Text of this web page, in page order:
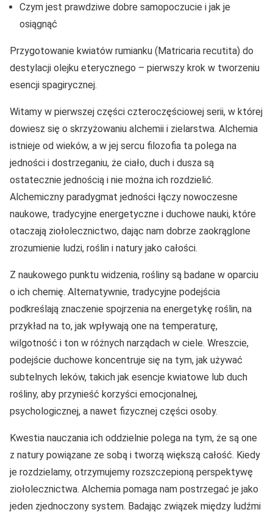
Czym jest prawdziwe dobre samopoczucie i jak je
osiągnąć
Przygotowanie kwiatów rumianku (Matricaria recutita) do
destylacji olejku eterycznego – pierwszy krok w tworzeniu
esencji spagirycznej.
Witamy w pierwszej części czteroczęściowej serii, w której
dowiesz się o skrzyżowaniu alchemii i zielarstwa. Alchemia
istnieje od wieków, a w jej sercu filozofia ta polega na
jedności i dostrzeganiu, że ciało, duch i dusza są
ostatecznie jednością i nie można ich rozdzielić.
Alchemiczny paradygmat jedności łączy nowoczesne
naukowe, tradycyjne energetyczne i duchowe nauki, które
otaczają ziołolecznictwo, dając nam dobrze zaokrąglone
zrozumienie ludzi, roślin i natury jako całości.
Z naukowego punktu widzenia, rośliny są badane w oparciu
o ich chemię. Alternatywnie, tradycyjne podejścia
podkreślają znaczenie spojrzenia na energetykę roślin, na
przykład na to, jak wpływają one na temperaturę,
wilgotność i ton w różnych narządach w ciele. Wreszcie,
podejście duchowe koncentruje się na tym, jak używać
subtelnych leków, takich jak esencje kwiatowe lub duch
rośliny, aby przynieść korzyści emocjonalnej,
psychologicznej, a nawet fizycznej części osoby.
Kwestia nauczania ich oddzielnie polega na tym, że są one
z natury powiązane ze sobą i tworzą większą całość. Kiedy
je rozdzielamy, otrzymujemy rozszczepioną perspektywę
ziołolecznictwa. Alchemia pomaga nam postrzegać je jako
jeden zjednoczony system. Badając związek między ludźmi